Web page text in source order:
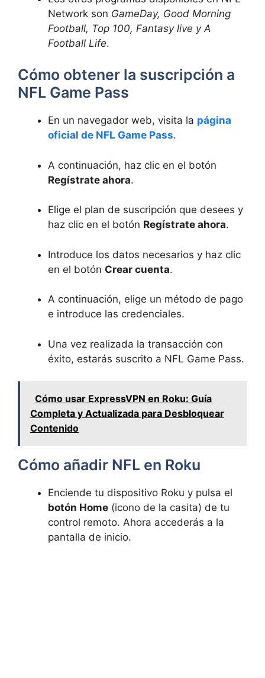
Network son GameDay, Good Morning
Football, Top 100, Fantasy live y A
Football Life.
Cómo obtener la suscripción a
NFL Game Pass
En un navegador web, visita la página
oficial de NFL Game Pass.
A continuación, haz clic en el botón
Regístrate ahora.
Elige el plan de suscripción que desees y
haz clic en el botón Regístrate ahora.
Introduce los datos necesarios y haz clic
en el botón Crear cuenta.
A continuación, elige un método de pago
e introduce las credenciales.
Una vez realizada la transacción con
éxito, estarás suscrito a NFL Game Pass.
Cómo usar ExpressVPN en Roku: Guía
Completa y Actualizada para Desbloquear
Contenido
Cómo añadir NFL en Roku
Enciende tu dispositivo Roku y pulsa el
botón Home (icono de la casita) de tu
control remoto. Ahora accederás a la
pantalla de inicio.